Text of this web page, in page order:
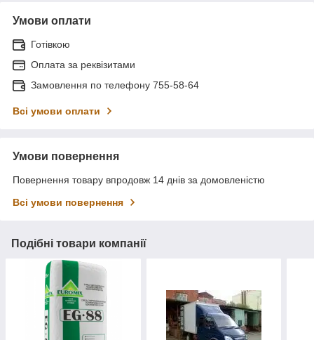
Умови оплати
Готівкою
Оплата за реквізитами
Замовлення по телефону 755-58-64
Всі умови оплати
Умови повернення
Повернення товару впродовж 14 днів за домовленістю
Всі умови повернення
Подібні товари компанії